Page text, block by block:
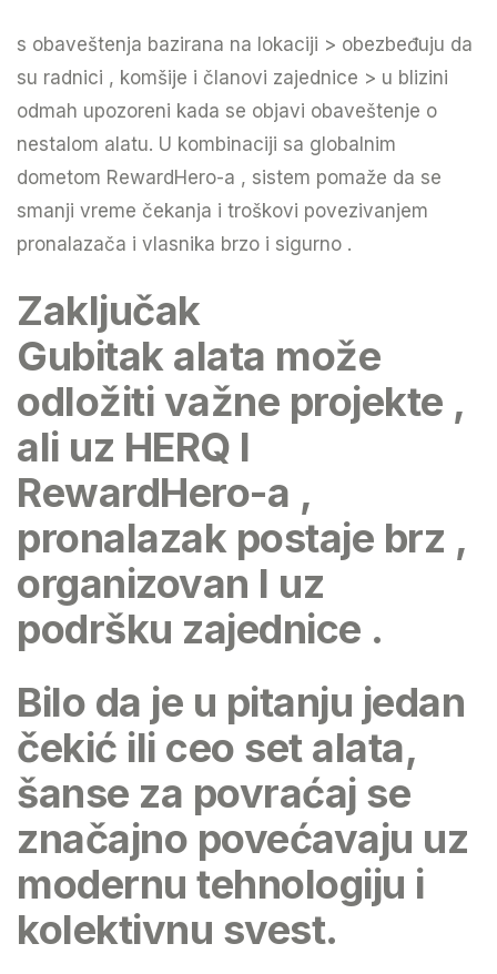
s obaveštenja bazirana na lokaciji > obezbeđuju da
su radnici , komšije i članovi zajednice > u blizini
odmah upozoreni kada se objavi obaveštenje o
nestalom alatu. U kombinaciji sa globalnim
dometom RewardHero-a , sistem pomaže da se
smanji vreme čekanja i troškovi povezivanjem
pronalazača i vlasnika brzo i sigurno .
Zaključak
Gubitak alata može
odložiti važne projekte ,
ali uz HERQ I
RewardHero-a ,
pronalazak postaje brz ,
organizovan I uz
podršku zajednice .
Bilo da je u pitanju jedan
čekić ili ceo set alata,
šanse za povraćaj se
značajno povećavaju uz
modernu tehnologiju i
kolektivnu svest.